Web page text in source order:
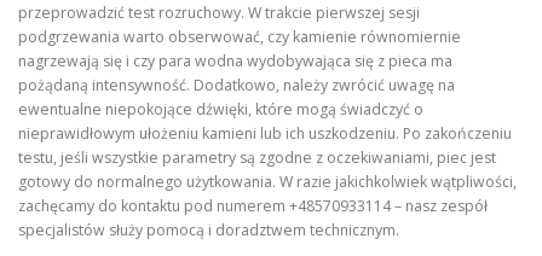
przeprowadzić test rozruchowy. W trakcie pierwszej sesji
podgrzewania warto obserwować, czy kamienie równomiernie
nagrzewają się i czy para wodna wydobywająca się z pieca ma
pożądaną intensywność. Dodatkowo, należy zwrócić uwagę na
ewentualne niepokojące dźwięki, które mogą świadczyć o
nieprawidłowym ułożeniu kamieni lub ich uszkodzeniu. Po zakończeniu
testu, jeśli wszystkie parametry są zgodne z oczekiwaniami, piec jest
gotowy do normalnego użytkowania. W razie jakichkolwiek wątpliwości,
zachęcamy do kontaktu pod numerem +48570933114 – nasz zespół
specjalistów służy pomocą i doradztwem technicznym.